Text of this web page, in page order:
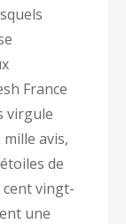
France
virgule
avis,
de
vingt-
une